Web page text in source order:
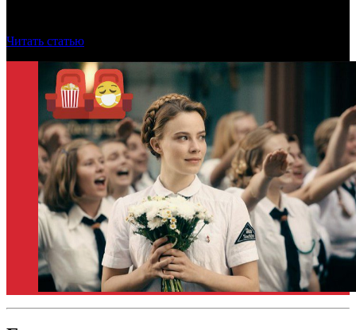
Читать статью